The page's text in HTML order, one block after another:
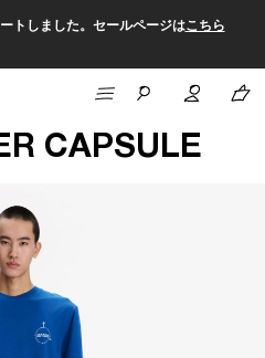
トしました。セールページはこちら
CAPSULE